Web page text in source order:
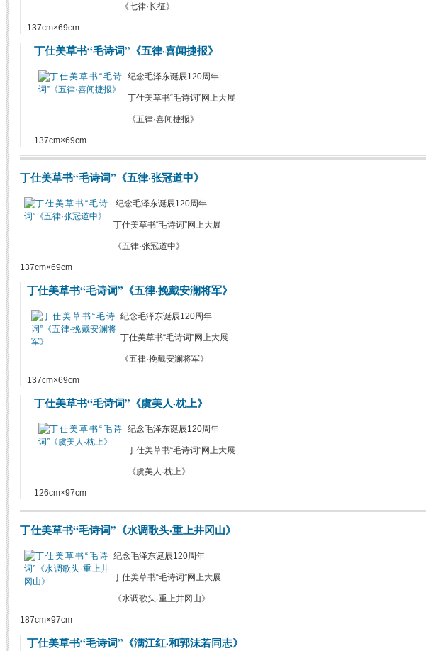
《七律·长征》
137cm×69cm
丁仕美草书“毛诗词”《五律·喜闻捷报》
纪念毛泽东诞辰120周年
丁仕美草书“毛诗词”网上大展
《五律·喜闻捷报》
137cm×69cm
丁仕美草书“毛诗词”《五律·张冠道中》
纪念毛泽东诞辰120周年
丁仕美草书“毛诗词”网上大展
《五律·张冠道中》
137cm×69cm
丁仕美草书“毛诗词”《五律·挽戴安澜将军》
纪念毛泽东诞辰120周年
丁仕美草书“毛诗词”网上大展
《五律·挽戴安澜将军》
137cm×69cm
丁仕美草书“毛诗词”《虞美人·枕上》
纪念毛泽东诞辰120周年
丁仕美草书“毛诗词”网上大展
《虞美人·枕上》
126cm×97cm
丁仕美草书“毛诗词”《水调歌头·重上井冈山》
纪念毛泽东诞辰120周年
丁仕美草书“毛诗词”网上大展
《水调歌头·重上井冈山》
187cm×97cm
丁仕美草书“毛诗词”《满江红·和郭沫若同志》